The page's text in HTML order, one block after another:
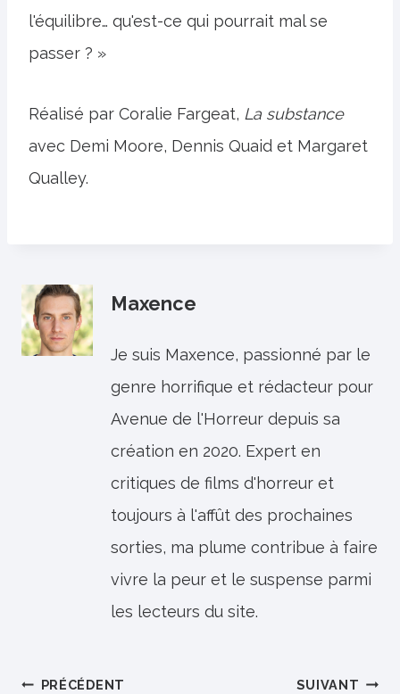
l'équilibre… qu'est-ce qui pourrait mal se
passer ? »
Réalisé par Coralie Fargeat, La substance
avec Demi Moore, Dennis Quaid et Margaret
Qualley.
Maxence
Je suis Maxence, passionné par le
genre horrifique et rédacteur pour
Avenue de l'Horreur depuis sa
création en 2020. Expert en
critiques de films d'horreur et
toujours à l'affût des prochaines
sorties, ma plume contribue à faire
vivre la peur et le suspense parmi
les lecteurs du site.
Navigation
PRÉCÉDENT SUIVANT